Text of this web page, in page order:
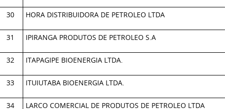
30 HORA DISTRIBUIDORA DE PETROLEO LTDA
31 IPIRANGA PRODUTOS DE PETROLEO S.A
32 ITAPAGIPE BIOENERGIA LTDA.
33 ITUIUTABA BIOENERGIA LTDA.
34 LARCO COMERCIAL DE PRODUTOS DE PETROLEO LTDA